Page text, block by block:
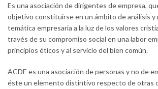
Es una asociación de dirigentes de empresa,
objetivo constituirse en un ámbito de análisis y
temática empresaria a la luz de los valores
través de su compromiso social en una labor
principios éticos y al servicio del bien común.
ACDE es una asociación de personas y no de
éste un elemento distintivo respecto de otras